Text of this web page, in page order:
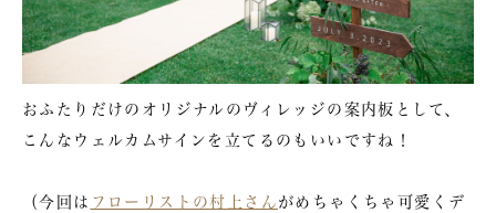
おふたりだけのオリジナルのヴィレッジの案内板として、
こんなウェルカムサインを立てるのもいいですね！
（今回は フローリストの村上さんがめちゃくちゃ可愛くデ